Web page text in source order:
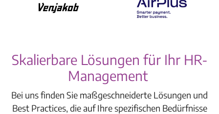
Skalierbare Lösungen für Ihr HR-
Management
Bei uns finden Sie maßgeschneiderte Lösungen und
Best Practices, die auf Ihre spezifischen Bedürfnisse